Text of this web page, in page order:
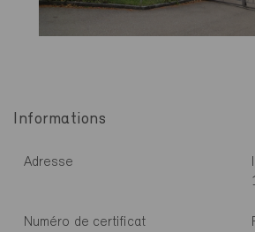
Informations
Adresse
Numéro de certificat